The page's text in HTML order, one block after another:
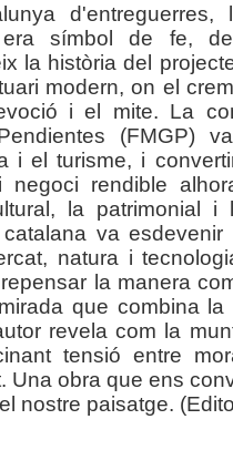
era símbol de fe,
la història del
modern, on el
i el mite. La
(FMGP)
i el turisme, i
negoci rendible
la patrimonial
catalana va
natura i
la manera
que combina
revela com la
tensió entre
Una obra que ens
nostre paisatge.